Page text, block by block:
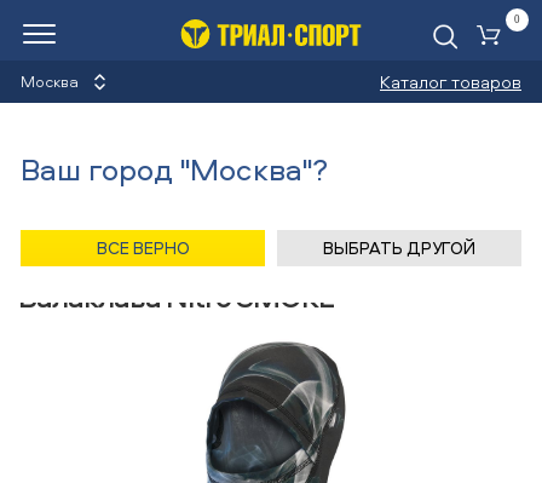
Москва Каталог товаров
0
Балаклава Nitro SMOKE
Ваш город "Москва"?
ВСЕ ВЕРНО ВЫБРАТЬ ДРУГОЙ